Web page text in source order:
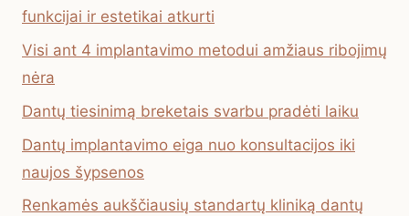
funkcijai ir estetikai atkurti
Visi ant 4 implantavimo metodui amžiaus ribojimų
nėra
Dantų tiesinimą breketais svarbu pradėti laiku
Dantų implantavimo eiga nuo konsultacijos iki
naujos šypsenos
Renkamės aukščiausių standartų kliniką dantų